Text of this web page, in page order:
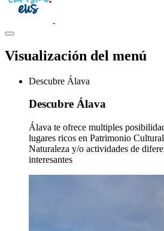
Visualización del menú
Descubre Álava
Descubre Álava
Álava te ofrece multiples
lugares ricos en Patrimonio
Naturaleza y/o actividades de
interesantes